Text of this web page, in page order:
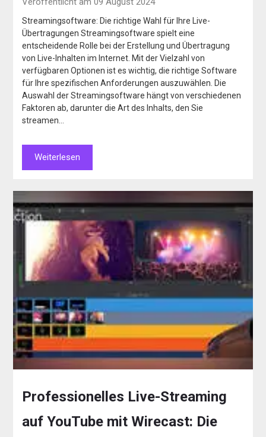
Streamingsoftware: Die richtige Wahl für Ihre Live-
Übertragungen Streamingsoftware spielt eine
entscheidende Rolle bei der Erstellung und Übertragung
von Live-Inhalten im Internet. Mit der Vielzahl von
verfügbaren Optionen ist es wichtig, die richtige Software
für Ihre spezifischen Anforderungen auszuwählen. Die
Auswahl der Streamingsoftware hängt von verschiedenen
Faktoren ab, darunter die Art des Inhalts, den Sie
streamen…
Weiterlesen
Professionelles Live-Streaming
auf YouTube mit Wirecast: Die